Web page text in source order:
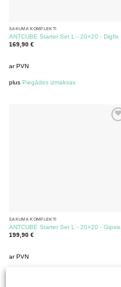
SĀKUMA KOMPLEKTI
ANTCUBE Starter Set L - 20×20 - Digfix
169,90 €
ar PVN
plus Piegādes izmaksas
SĀKUMA KOMPLEKTI
ANTCUBE Starter Set L - 20×20 - Ģipsis
199,90 €
ar PVN